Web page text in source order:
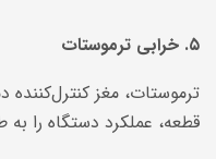
۵. خرابی ترموستات
ترموستات، مغز
قطعه، عملکرد دستگاه را